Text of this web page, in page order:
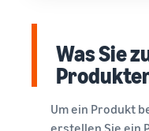
Was Sie
Um ein Produkt
erstellen Sie ein